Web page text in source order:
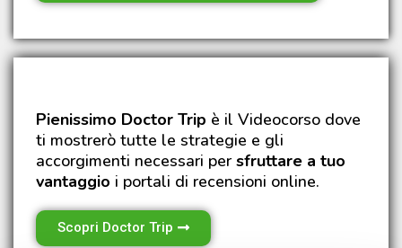
Pienissimo Doctor Trip è il Videocorso dove
ti mostrerò tutte le strategie e gli
accorgimenti necessari persfruttare a tuo
vantaggio i portali di recensioni online.
Scopri Doctor Trip